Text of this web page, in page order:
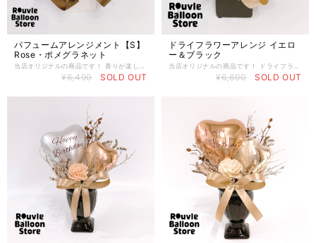
パフュームアレンジメント【S】
Rose・ポメグラネット
¥6,490 SOLD OUT
ドライフラワーアレンジ イエロ
ー＆ブラック
¥6,600 SOLD OUT